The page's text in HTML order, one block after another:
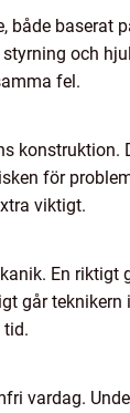
baserat
och
fel.
för
viktigt.
En
går
tid.
vardag.